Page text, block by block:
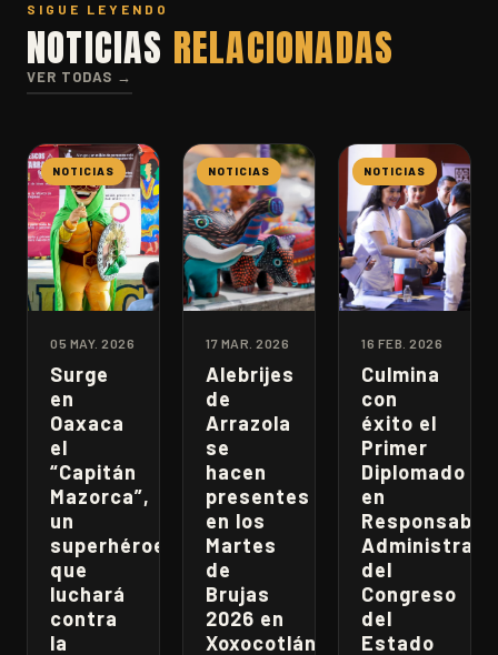
SIGUE LEYENDO
NOTICIAS RELACIONADAS
VER TODAS →
NOTICIAS
05 MAY. 2026
Surge
en
Oaxaca
el
“Capitán
Mazorca”,
un
superhéroe
que
luchará
contra
la
NOTICIAS
17 MAR. 2026
Alebrijes
de
Arrazola
se
hacen
presentes
en los
Martes
de
Brujas
2026 en
Xoxocotlán
NOTICIAS
16 FEB. 2026
Culmina
con
éxito el
Primer
Diplomado
en
del
Congreso
del
Estado